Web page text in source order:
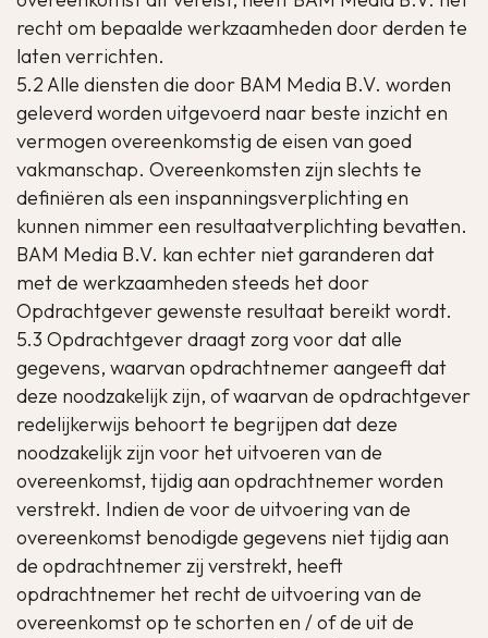
recht om bepaalde werkzaamheden door derden te
laten verrichten.
5.2 Alle diensten die door BAM Media B.V. worden
geleverd worden uitgevoerd naar beste inzicht en
vermogen overeenkomstig de eisen van goed
vakmanschap. Overeenkomsten zijn slechts te
definiëren als een inspanningsverplichting en
kunnen nimmer een resultaatverplichting bevatten.
BAM Media B.V. kan echter niet garanderen dat
met de werkzaamheden steeds het door
Opdrachtgever gewenste resultaat bereikt wordt.
5.3 Opdrachtgever draagt zorg voor dat alle
gegevens, waarvan opdrachtnemer aangeeft dat
deze noodzakelijk zijn, of waarvan de opdrachtgever
redelijkerwijs behoort te begrijpen dat deze
noodzakelijk zijn voor het uitvoeren van de
overeenkomst, tijdig aan opdrachtnemer worden
verstrekt. Indien de voor de uitvoering van de
overeenkomst benodigde gegevens niet tijdig aan
de opdrachtnemer zij verstrekt, heeft
opdrachtnemer het recht de uitvoering van de
overeenkomst op te schorten en / of de uit de